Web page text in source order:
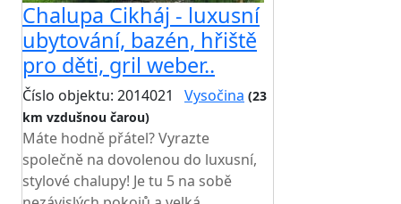
Chalupa Cikháj - luxusní
ubytování, bazén, hřiště
pro děti, gril weber..
Číslo objektu: 2014021 Vysočina (23
km vzdušnou čarou)
Máte hodně přátel? Vyrazte
společně na dovolenou do luxusní,
stylové chalupy! Je tu 5 na sobě